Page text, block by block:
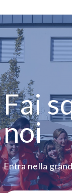
Fai
noi
Entra nella